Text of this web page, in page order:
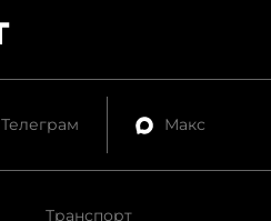
Телеграм Макс
Транспорт